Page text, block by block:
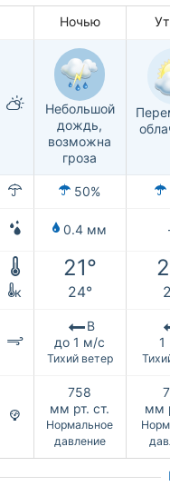
Ночью
Небольшой
дождь,
возможна
гроза
50%
0.4 мм
21°
к 24°
В
до 1 м/с
Тихий ветер
1
758
мм рт. ст.
Нормальное
давление
мм